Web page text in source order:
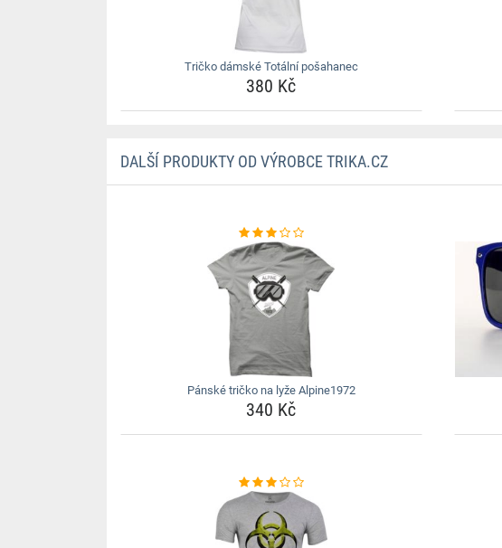
Tričko dámské Totální pošahanec
380 Kč
DALŠÍ PRODUKTY OD VÝROBCE TRIKA.CZ
Pánské tričko na lyže Alpine1972
340 Kč